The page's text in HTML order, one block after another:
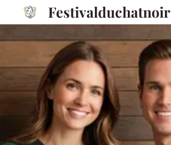
Festivalduchatnoir